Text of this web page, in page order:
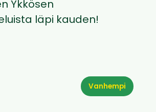
Ykkösen
läpi kauden!
Vanhempi